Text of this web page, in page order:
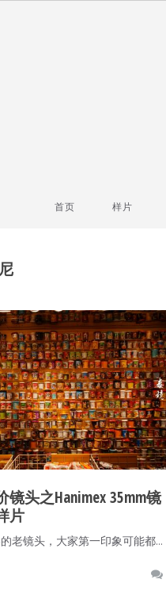
首页 样片
镜头之Hanimex 35mm镜
片
老镜头，大家第一印象可能都…